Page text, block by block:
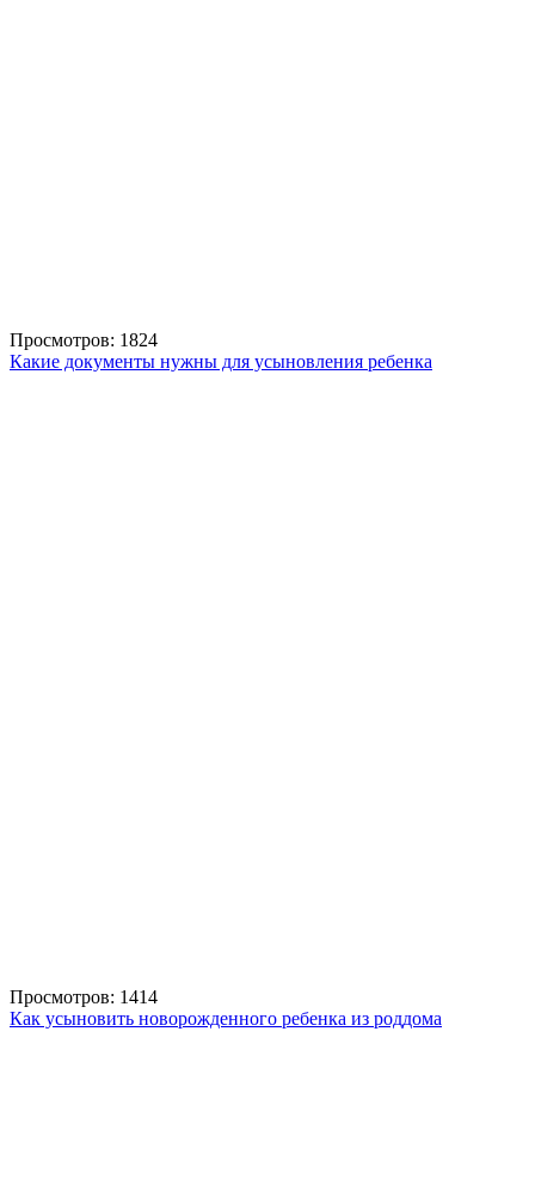
Просмотров: 1824
Какие документы нужны для усыновления ребенка
Просмотров: 1414
Как усыновить новорожденного ребенка из роддома